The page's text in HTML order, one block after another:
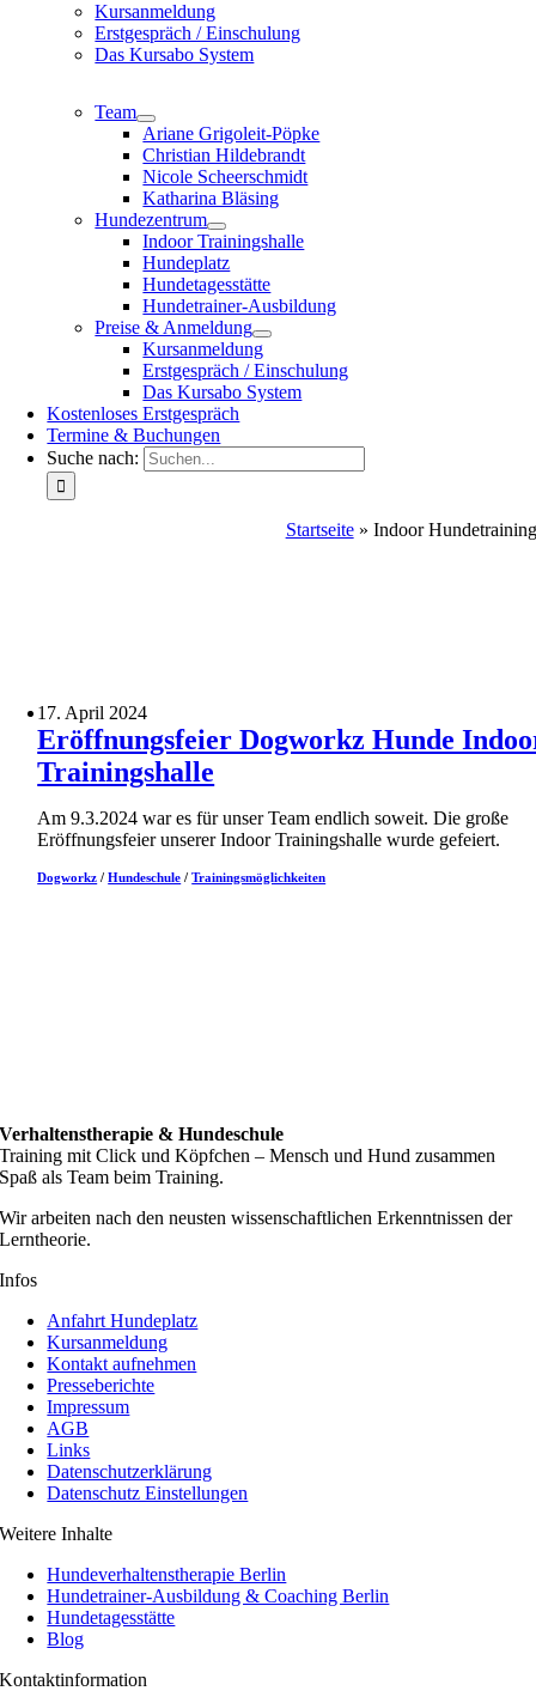
Kursanmeldung
Erstgespräch / Einschulung
Das Kursabo System
Team
Ariane Grigoleit-Pöpke
Christian Hildebrandt
Nicole Scheerschmidt
Katharina Bläsing
Hundezentrum
Indoor Trainingshalle
Hundeplatz
Hundetagesstätte
Hundetrainer-Ausbildung
Preise & Anmeldung
Kursanmeldung
Erstgespräch / Einschulung
Das Kursabo System
Kostenloses Erstgespräch
Termine & Buchungen
Suche nach:
Startseite» Indoor Hundetraining
17. April 2024
Eröffnungsfeier Dogworkz Hunde
Trainingshalle
Am 9.3.2024 war es für unser Team endlich soweit. Die große
Eröffnungsfeier unserer Indoor Trainingshalle wurde gefeiert.
Dogworkz /Hundeschule /Trainingsmöglichkeiten
Verhaltenstherapie & Hundeschule
Training mit Click und Köpfchen – Mensch und Hund zusammen
Spaß als Team beim Training.
Wir arbeiten nach den neusten wissenschaftlichen Erkenntnissen der
Lerntheorie.
Infos
Anfahrt Hundeplatz
Kursanmeldung
Kontakt aufnehmen
Presseberichte
Impressum
AGB
Links
Datenschutzerklärung
Datenschutz Einstellungen
Weitere Inhalte
Hundeverhaltenstherapie Berlin
Hundetrainer-Ausbildung & Coaching Berlin
Hundetagesstätte
Blog
Kontaktinformation